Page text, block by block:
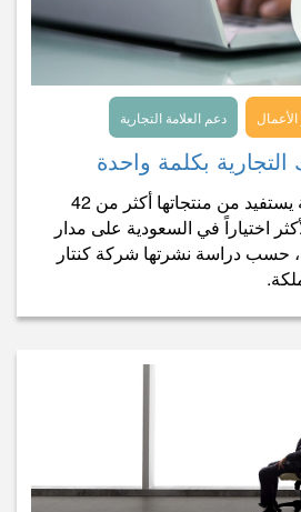
دعم العلامة التجارية
بكلمة واحدة
"المراعي" علامة تجارية يستفيد من منتجاتها أكثر من 42
اختياراً في السعودية على مدار
10 الماضية، حسب دراسة نشرتها شركة كنتار